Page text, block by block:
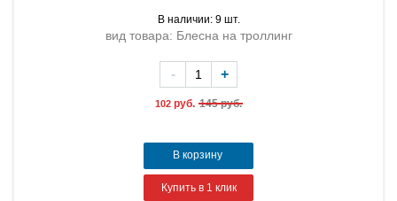
В наличии: 9 шт.
вид товара: Блесна на троллинг
102 руб. 145 руб.
- +
В корзину
Купить в 1 клик